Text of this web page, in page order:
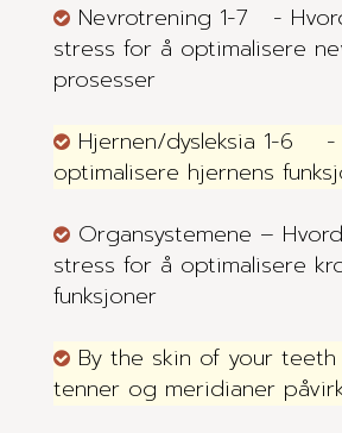
Nevrotrening 1-7 -
stress for å optimalisere
prosesser
Hjernen/dysleksia 1-6 -
optimalisere hjernens
Organsystemene –
stress for å optimalisere
funksjoner
By the skin of your
tenner og meridianer